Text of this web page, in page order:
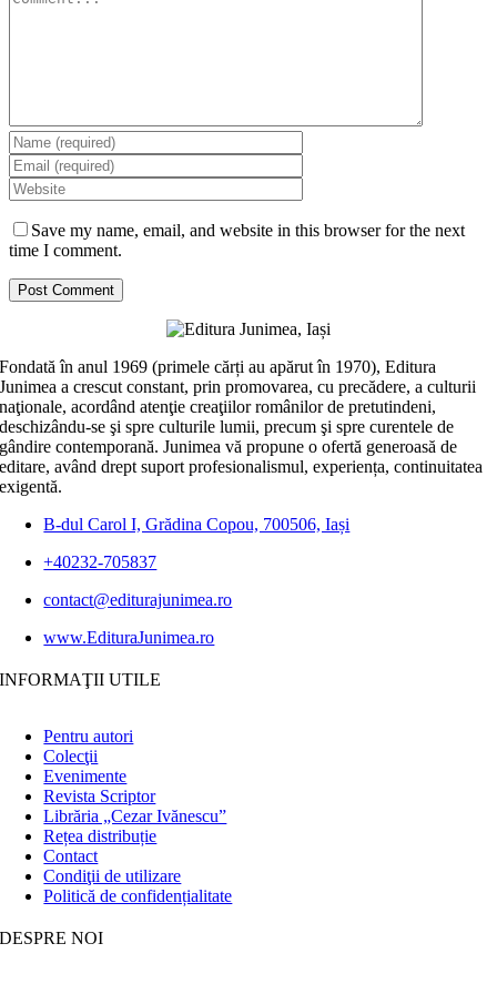
Save my name, email, and website in this browser for the next
time I comment.
Fondată în anul 1969 (primele cărți au apărut în 1970), Editura
Junimea a crescut constant, prin promovarea, cu precădere, a culturii
naţionale, acordând atenţie creaţiilor românilor de pretutindeni,
deschizându-se şi spre culturile lumii, precum şi spre curentele de
gândire contemporană. Junimea vă propune o ofertă generoasă de
editare, având drept suport profesionalismul, experiența, continuitatea
exigentă.
B-dul Carol I, Grădina Copou, 700506, Iași
+40232-705837
contact@editurajunimea.ro
www.EdituraJunimea.ro
INFORMAŢII UTILE
Pentru autori
Colecţii
Evenimente
Revista Scriptor
Librăria „Cezar Ivănescu”
Rețea distribuție
Contact
Condiţii de utilizare
Politică de confidențialitate
DESPRE NOI